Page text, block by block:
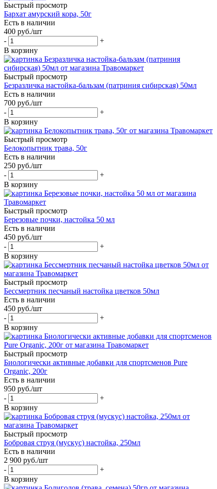
Быстрый просмотр
Бархат амурский кора, 50г
Есть в наличии
400 руб./шт
-
+
В корзину
Быстрый просмотр
Безразличка настойка-бальзам (патриния сибирская) 50мл
Есть в наличии
700 руб./шт
-
+
В корзину
Быстрый просмотр
Белокопытник трава, 50г
Есть в наличии
250 руб./шт
-
+
В корзину
Быстрый просмотр
Березовые почки, настойка 50 мл
Есть в наличии
450 руб./шт
-
+
В корзину
Быстрый просмотр
Бессмертник песчаный настойка цветков 50мл
Есть в наличии
450 руб./шт
-
+
В корзину
Быстрый просмотр
Биологически активные добавки для спортсменов Pure
Organic, 200г
Есть в наличии
950 руб./шт
-
+
В корзину
Быстрый просмотр
Бобровая струя (мускус) настойка, 250мл
Есть в наличии
2 900 руб./шт
-
+
В корзину